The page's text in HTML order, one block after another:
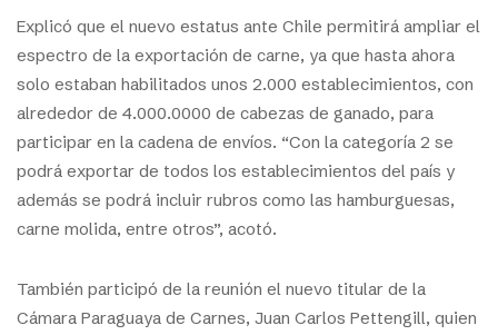
Explicó que el nuevo estatus ante Chile permitirá ampliar el
espectro de la exportación de carne, ya que hasta ahora
solo estaban habilitados unos 2.000 establecimientos, con
alrededor de 4.000.0000 de cabezas de ganado, para
participar en la cadena de envíos. “Con la categoría 2 se
podrá exportar de todos los establecimientos del país y
además se podrá incluir rubros como las hamburguesas,
carne molida, entre otros”, acotó.
También participó de la reunión el nuevo titular de la
Cámara Paraguaya de Carnes, Juan Carlos Pettengill, quien